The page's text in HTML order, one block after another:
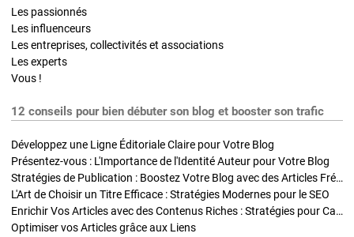
Les passionnés
Les influenceurs
Les entreprises, collectivités et associations
Les experts
Vous !
12 conseils pour bien débuter son blog et booster son trafic
Développez une Ligne Éditoriale Claire pour Votre Blog
Présentez-vous : L'Importance de l'Identité Auteur pour Votre Blog
Stratégies de Publication : Boostez Votre Blog avec des Articles Fréquents et Exclusifs
L'Art de Choisir un Titre Efficace : Stratégies Modernes pour le SEO
Enrichir Vos Articles avec des Contenus Riches : Stratégies pour Captiver et Optimiser
Optimiser vos Articles grâce aux Liens